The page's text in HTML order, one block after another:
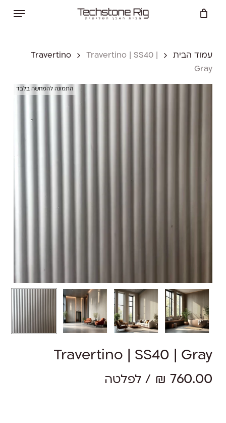
עמוד הבית Travertino
Travertino | SS40 |
Gray
התמונה להמחשה בלבד
Travertino | SS40 | Gray
₪ 760.00 / לפלטה